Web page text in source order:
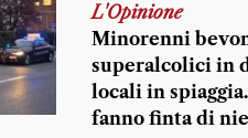
L'Opinione
Minorenni
superalcolici in
locali in
fanno finta di